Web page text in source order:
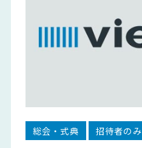
総会・式典 招待者のみ